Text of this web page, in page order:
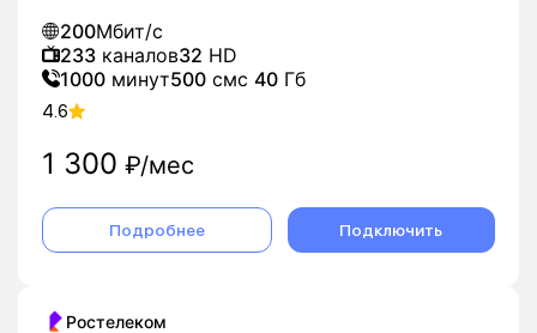
200Мбит/с
233 каналов32 HD
1000 минут500 смс 40 Гб
4.6
1 300 ₽/мес
Подробнее Подключить
Ростелеком